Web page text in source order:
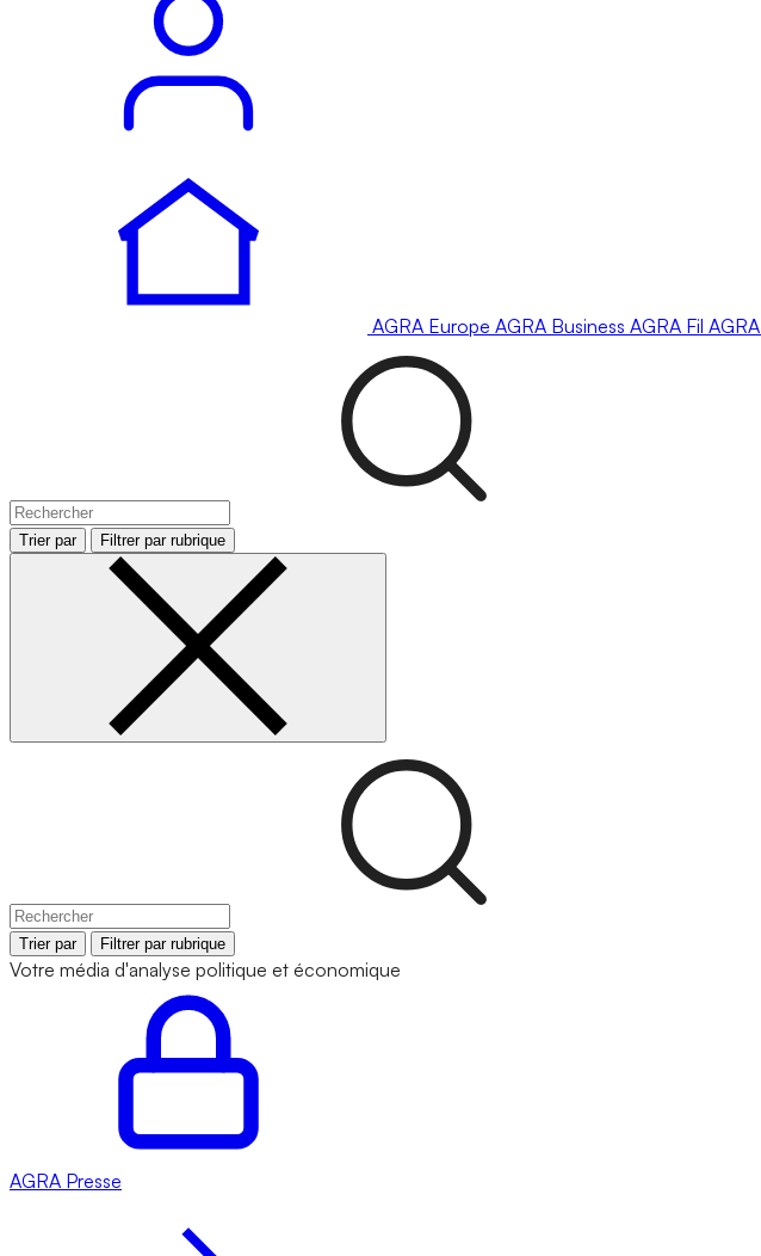
AGRA Europe AGRA Business AGRA Fil AGRA
Trier par Filtrer par rubrique
Trier par Filtrer par rubrique
Votre média d'analyse politique et économique
AGRA Presse